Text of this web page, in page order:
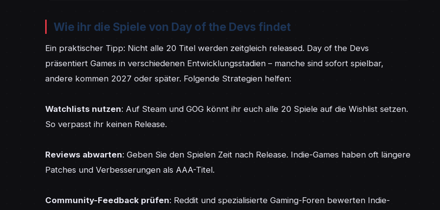
Wie ihr die Spiele von Day of the Devs findet
Ein praktischer Tipp: Nicht alle 20 Titel werden zeitgleich released. Day of the Devs
präsentiert Games in verschiedenen Entwicklungsstadien – manche sind sofort spielbar,
andere kommen 2027 oder später. Folgende Strategien helfen:
Watchlists nutzen: Auf Steam und GOG könnt ihr euch alle 20 Spiele auf die Wishlist setzen.
So verpasst ihr keinen Release.
Reviews abwarten: Geben Sie den Spielen Zeit nach Release. Indie-Games haben oft längere
Patches und Verbesserungen als AAA-Titel.
Community-Feedback prüfen: Reddit und spezialisierte Gaming-Foren bewerten Indie-